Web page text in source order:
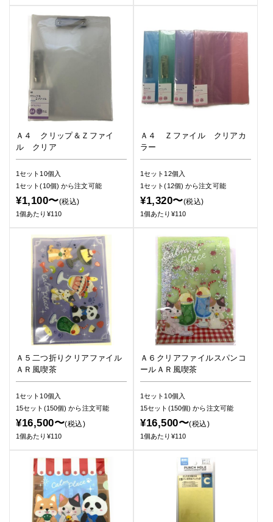
Ａ４ クリップ＆Ｚファイ
ル クリア
1セット10個入
1セット(10個)から注文可能
¥1,100〜(税込)
1個あたり¥110
Ａ４ Ｚファイル クリアカ
ラー
1セット12個入
1セット(12個)から注文可能
¥1,320〜(税込)
1個あたり¥110
Ａ５二つ折りクリアファイル
ＡＲ風喫茶
1セット10個入
15セット(150個)から注文可能
¥16,500〜(税込)
1個あたり¥110
Ａ６クリアファイルスパンコ
ールＡＲ風喫茶
1セット10個入
15セット(150個)から注文可能
¥16,500〜(税込)
1個あたり¥110